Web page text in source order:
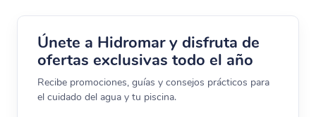
Únete a Hidromar y disfruta de
ofertas exclusivas todo el año
Recibe promociones, guías y consejos prácticos para
el cuidado del agua y tu piscina.